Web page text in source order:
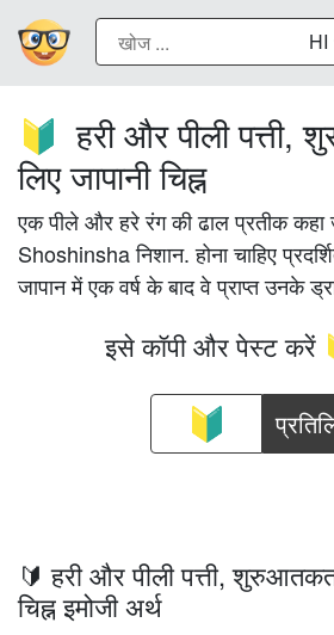
HI
🔰 हरी और पीली पत्ती,
लिए जापानी चिह्न
एक पीले और हरे रंग की ढाल प्रतीक कहा
Shoshinsha निशान. होना चाहिए
जापान में एक वर्ष के बाद वे प्राप्त उनके
इसे कॉपी और पेस्ट करें
🔰 हरी और पीली पत्ती,
चिह्न इमोजी अर्थ